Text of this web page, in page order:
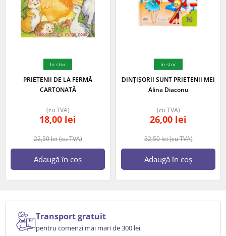
In stoc
PRIETENII DE LA FERMĂ
CARTONATĂ
22,50lei(cu TVA)
18,00 lei
(cu TVA)
Adaugă în coș
In stoc
DINȚIȘORII SUNT PRIETENII MEI
Alina Diaconu
32,50lei(cu TVA)
26,00 lei
(cu TVA)
Adaugă în coș
Transport gratuit
pentru comenzi mai mari de 300 lei